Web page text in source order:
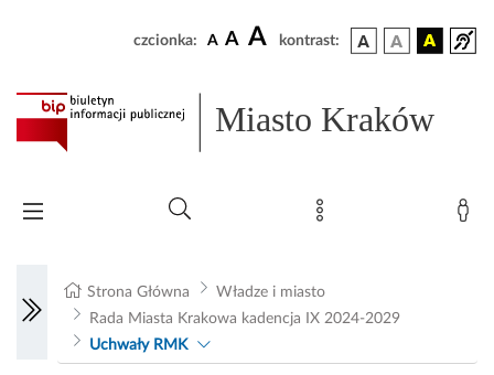
czcionka: A A A kontrast:
Miasto Kraków
Strona Główna
Władze i miasto
Rada Miasta Krakowa kadencja IX 2024-2029
Uchwały RMK